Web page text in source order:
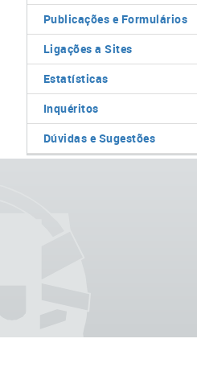
Publicações e Formulários
Ligações a Sites
Estatísticas
Inquéritos
Dúvidas e Sugestões